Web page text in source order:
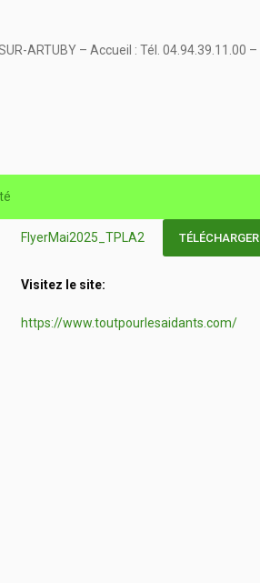
ARTUBY – Accueil : Tél. 04.94.39.11.00 –
FlyerMai2025_TPLA2 TÉLÉCHARGER
Visitez le site:
https://www.toutpourlesaidants.com/